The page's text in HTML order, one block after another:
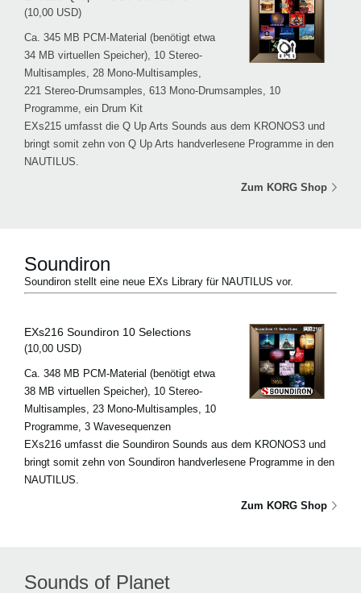
(10,00 USD)
Ca. 345 MB PCM-Material (benötigt etwa
34 MB virtuellen Speicher), 10 Stereo-
Multisamples, 28 Mono-Multisamples,
221 Stereo-Drumsamples, 613 Mono-Drumsamples, 10
Programme, ein Drum Kit
EXs215 umfasst die Q Up Arts Sounds aus dem KRONOS3 und
bringt somit zehn von Q Up Arts handverlesene Programme in den
NAUTILUS.
Zum KORG Shop
Soundiron
Soundiron stellt eine neue EXs Library für NAUTILUS vor.
EXs216 Soundiron 10 Selections
(10,00 USD)
Ca. 348 MB PCM-Material (benötigt etwa
38 MB virtuellen Speicher), 10 Stereo-
Multisamples, 23 Mono-Multisamples, 10
Programme, 3 Wavesequenzen
EXs216 umfasst die Soundiron Sounds aus dem KRONOS3 und
bringt somit zehn von Soundiron handverlesene Programme in den
NAUTILUS.
Zum KORG Shop
Sounds of Planet